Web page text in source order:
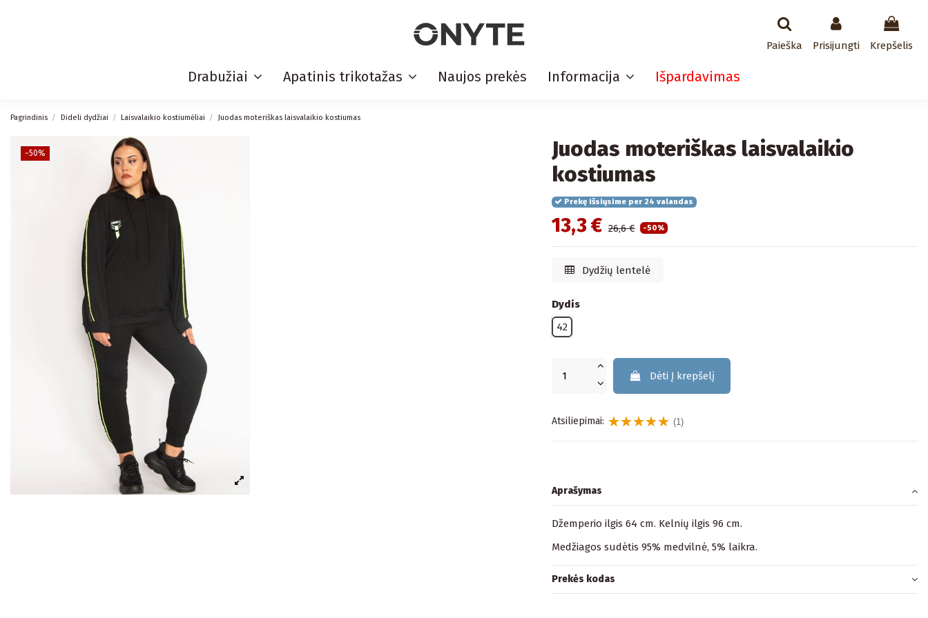
Paieška Prisijungti Krepšelis
Drabužiai Apatinis trikotažas Naujos prekės Informacija Išpardavimas
Pagrindinis Dideli dydžiai Laisvalaikio kostiumėliai Juodas moteriškas laisvalaikio kostiumas
−50%
Juodas moteriškas laisvalaikio
kostiumas
Prekę išsiųsime per 24 valandas
13,3 € 26,6 € -50%
Dydžių lentelė
Dydis
42
Dėti Į krepšelį
Atsiliepimai: (1)
Aprašymas
Džemperio ilgis 64 cm. Kelnių ilgis 96 cm.
Medžiagos sudėtis 95% medvilnė, 5% laikra.
Prekės kodas